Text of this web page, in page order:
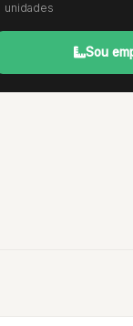
unidades
Sou